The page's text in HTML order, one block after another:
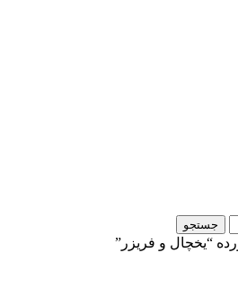
جستجو
“یخچال و فریزر”